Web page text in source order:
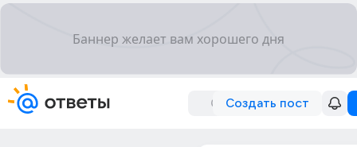
Создать пост